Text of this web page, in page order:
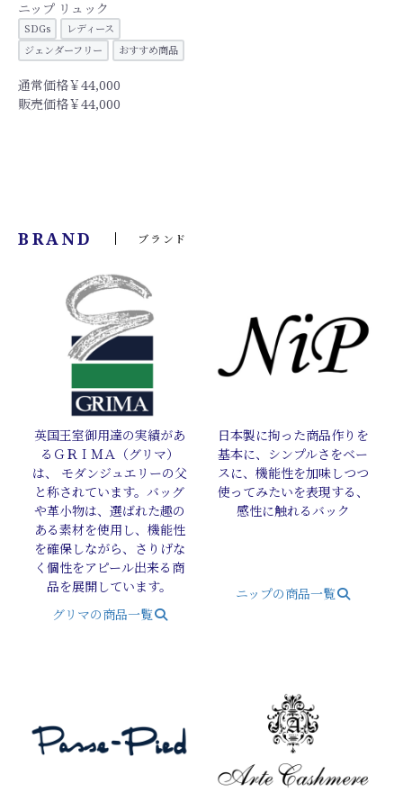
ニップ リュック
SDGs
レディース
ジェンダーフリー
おすすめ商品
通常価格￥44,000
販売価格￥44,000
BRAND ブランド
英国王室御用達の実績があ
るＧＲＩＭＡ（グリマ）
は、 モダンジュエリーの父
と称されています。バッグ
や革小物は、選ばれた趣の
ある素材を使用し、機能性
を確保しながら、さりげな
く個性をアピール出来る商
品を展開しています。
グリマの商品一覧
日本製に拘った商品作りを
基本に、シンプルさをベー
スに、機能性を加味しつつ
使ってみたいを表現する、
感性に触れるバック
ニップの商品一覧